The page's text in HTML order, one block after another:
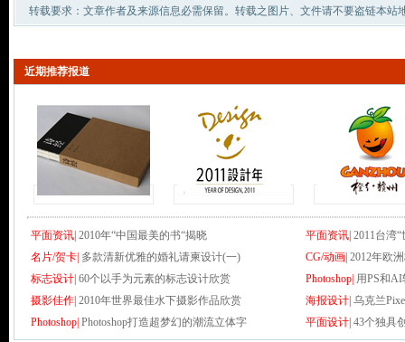
转载要求：文章作者及来源信息必需保留。转载之图片、文件请不要盗链本站
近期推荐报道
平面资讯| 2010年“中国最美的书“揭晓 平面资讯| 2011台湾
名片/贺卡| 多款清新优雅的婚礼请柬设计(一) CG/动画| 2012年欧
标志设计| 60个以手为元素的标志设计欣赏 Photoshop| 用PS和
摄影佳作| 2010年世界最佳水下摄影作品欣赏 海报设计| 乌克兰
Photoshop| Photoshop打造超梦幻的潮流立体字 平面设计| 43个独具